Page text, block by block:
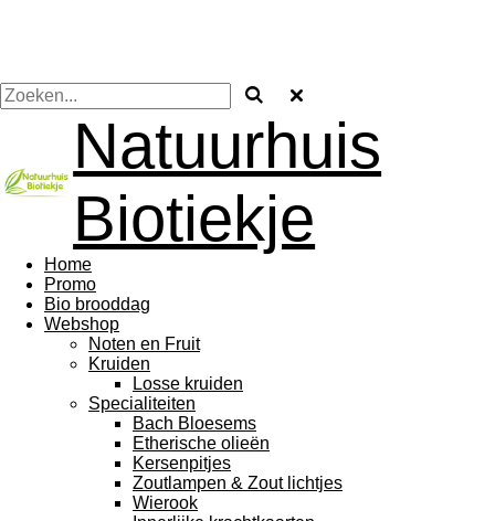
Natuurhuis
Biotiekje
Home
Promo
Bio brooddag
Webshop
Noten en Fruit
Kruiden
Losse kruiden
Specialiteiten
Bach Bloesems
Etherische olieën
Kersenpitjes
Zoutlampen & Zout lichtjes
Wierook